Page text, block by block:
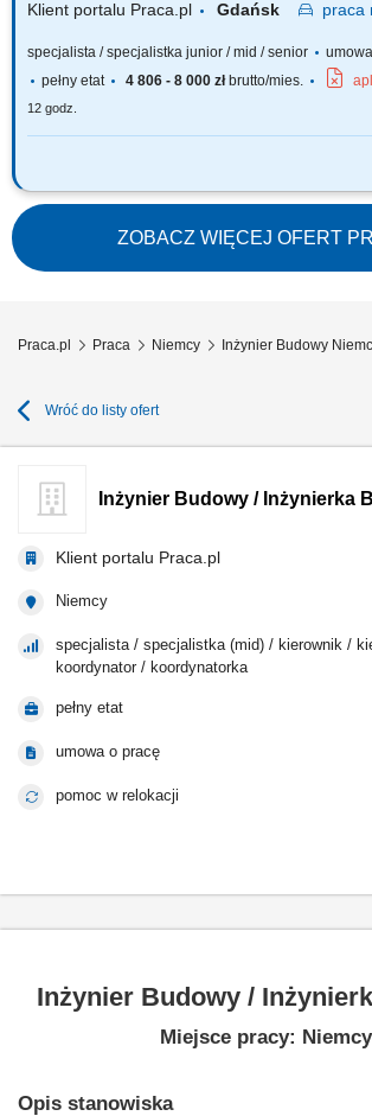
Klient portalu Praca.pl Gdańsk praca
specjalista / specjalistka junior / mid / senior
pełny etat
4 806 - 8 000 złbrutto/mies.
12 godz.
Analiza dokumentacji projektowej. Współpraca z
Nadzorowanie prawidłowości robót. Pozyskiwanie
dostawców. Opracowywanie i archiwizacja
ZOBACZ WIĘCEJ OFERT
Praca.pl Praca Niemcy Inżynier Budowy
Wróć do listy ofert
Inżynier Budowy / Inżynierka
Klient portalu Praca.pl
Niemcy
specjalista / specjalistka (mid) / kierownik /
koordynator / koordynatorka
pełny etat
umowa o pracę
pomoc w relokacji
Inżynier Budowy /
Miejsce pracy: Niemcy
Opis stanowiska